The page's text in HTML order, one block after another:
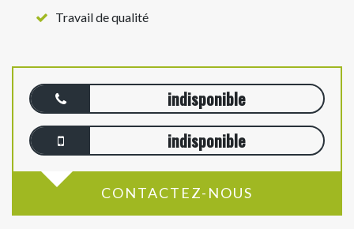
Travail de qualité
indisponible
indisponible
CONTACTEZ-NOUS